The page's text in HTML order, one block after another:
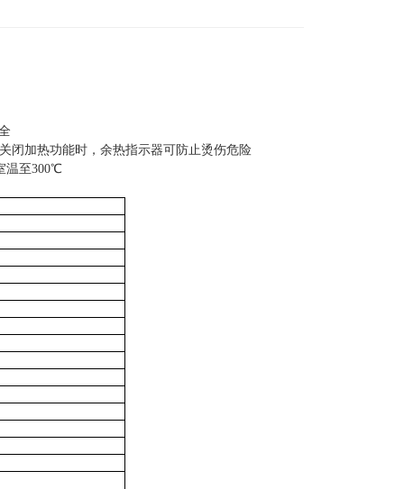
闭加热功能时，余热指示器可防止烫伤危险
温至300℃